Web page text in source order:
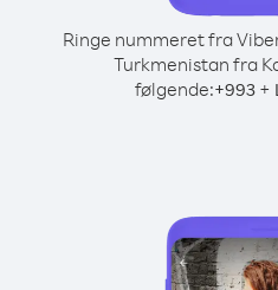
Ringe nummeret fra
Turkmenistan fra
følgende:+993+